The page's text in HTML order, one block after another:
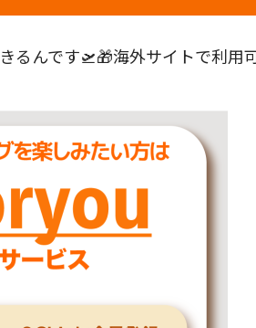
るんです🛫🎁海外サイトで利用